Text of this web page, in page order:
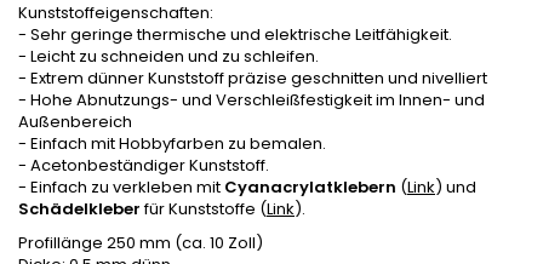
Kunststoffeigenschaften:
- Sehr geringe thermische und elektrische Leitfähigkeit.
- Leicht zu schneiden und zu schleifen.
- Extrem dünner Kunststoff präzise geschnitten und nivelliert
- Hohe Abnutzungs- und Verschleißfestigkeit im Innen- und
Außenbereich
- Einfach mit Hobbyfarben zu bemalen.
- Acetonbeständiger Kunststoff.
- Einfach zu verkleben mit Cyanacrylatklebern (Link) und
Schädelkleberfür Kunststoffe (Link).
Profillänge 250 mm (ca. 10 Zoll)